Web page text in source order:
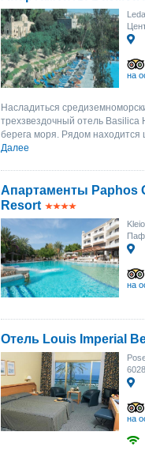
на
Насладиться
трехзвездочный отель
берега моря. Рядом находится
Далее
Апартаменты Paphos
Resort
на
Отель Louis Imperial
на